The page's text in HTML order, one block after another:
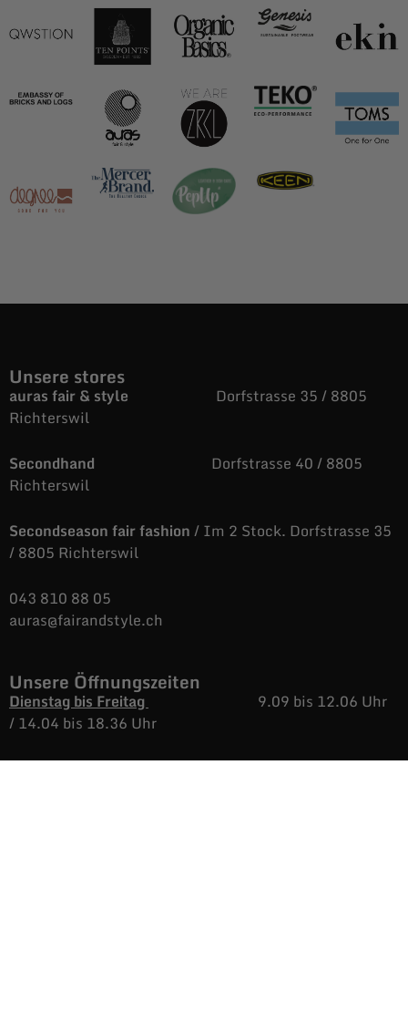
Unsere stores
auras fair & style Dorfstrasse 35 / 8805
Richterswil
Secondhand Dorfstrasse 40 / 8805
Richterswil
Secondseason fair fashion/ Im 2 Stock. Dorfstrasse 35
/ 8805 Richterswil
043 810 88 05
auras@fairandstyle.ch
Unsere Öffnungszeiten
Dienstag bis Freitag
9.09 bis 12.06 Uhr
/14.04 bis 18.36 Uhr
Samstags9.09 bis 16.38 Uhr